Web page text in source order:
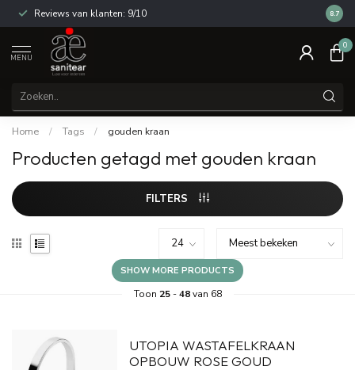
Reviews van klanten: 9/10 14
8.7
MENU
0
Home / Tags / gouden kraan
Producten getagd met gouden kraan
FILTERS
SHOW MORE PRODUCTS
Toon 25-48van 68
UTOPIA WASTAFELKRAAN
OPBOUW ROSE GOUD